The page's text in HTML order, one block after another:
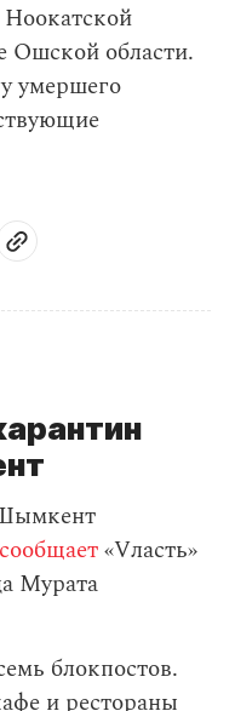
Ошской области.
умершего
сообщает«Vласть»
Мурата
блокпостов.
и рестораны